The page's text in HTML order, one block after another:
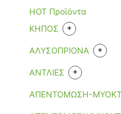
HOT Προϊόντα
KHΠΟΣ
+
ΕΡΓΑΛΕΙΑ
ΑΛΥΣΟΠΡΙΟΝΑ +
ΑΝΑΛΩΣΙΜΑ
ΑΛΥΣΙΔΕΣ
ΒΕΝΖΙΝΗΣ
ΑΝΤΛΙΕΣ +
ΒΕΝΖΙΝΗΣ
ΑΠΕΝΤΟΜΩΣΗ-
ΚΑΤΣΑΡΙΔΕΣ